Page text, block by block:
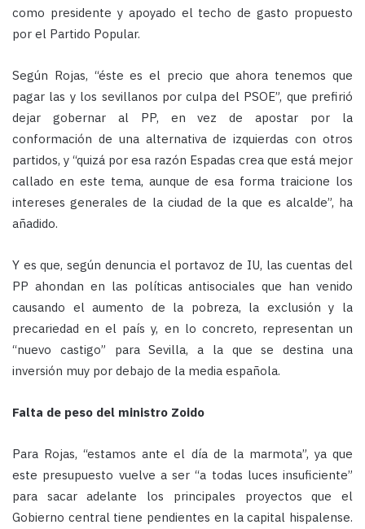
como presidente y apoyado el techo de gasto propuesto
por el Partido Popular.
Según Rojas, “éste es el precio que ahora tenemos que
pagar las y los sevillanos por culpa del PSOE”, que prefirió
dejar gobernar al PP, en vez de apostar por la
conformación de una alternativa de izquierdas con otros
partidos, y “quizá por esa razón Espadas crea que está mejor
callado en este tema, aunque de esa forma traicione los
intereses generales de la ciudad de la que es alcalde”, ha
añadido.
Y es que, según denuncia el portavoz de IU, las cuentas del
PP ahondan en las políticas antisociales que han venido
causando el aumento de la pobreza, la exclusión y la
precariedad en el país y, en lo concreto, representan un
“nuevo castigo” para Sevilla, a la que se destina una
inversión muy por debajo de la media española.
Falta de peso del ministro Zoido
Para Rojas, “estamos ante el día de la marmota”, ya que
este presupuesto vuelve a ser “a todas luces insuficiente”
para sacar adelante los principales proyectos que el
Gobierno central tiene pendientes en la capital hispalense.